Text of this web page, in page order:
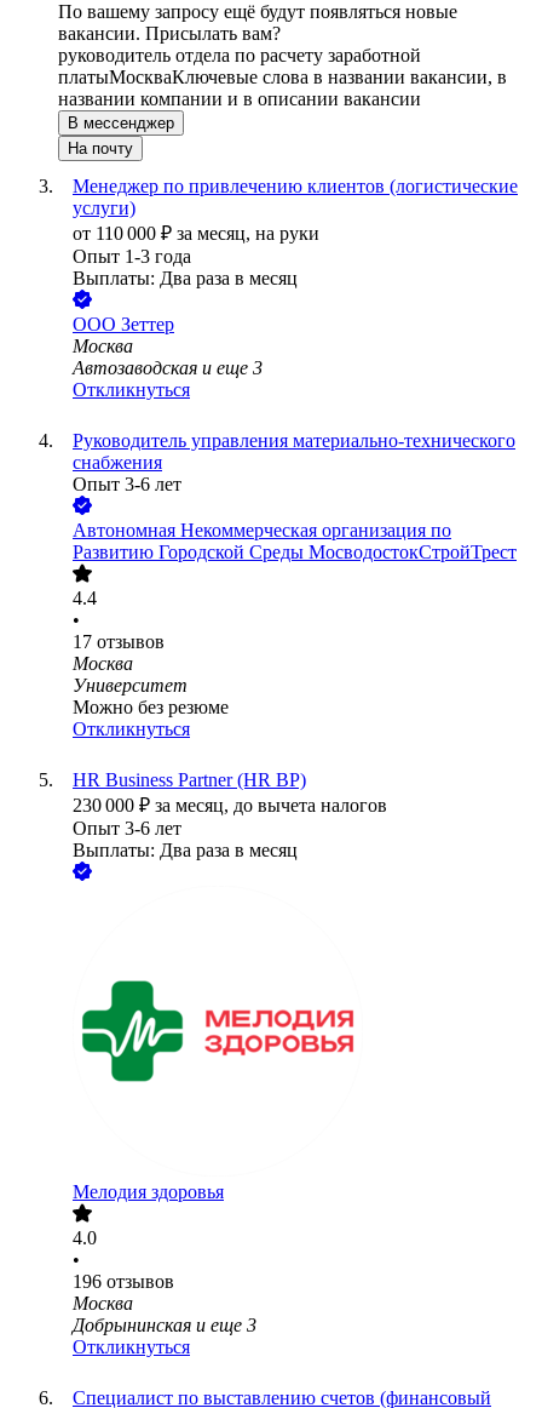
По вашему запросу ещё будут появляться новые
вакансии. Присылать вам?
руководитель отдела по расчету заработной
платыМоскваКлючевые слова в названии вакансии, в
названии компании и в описании вакансии
В мессенджер
На почту
Менеджер по привлечению клиентов (логистические
услуги)
от 110 000 ₽ за месяц, на руки
Опыт 1-3 года
Выплаты: Два раза в месяц
ООО Зеттер
Москва
Автозаводская и еще 3
Откликнуться
Руководитель управления материально-технического
снабжения
Опыт 3-6 лет
Автономная Некоммерческая организация по
Развитию Городской Среды МосводостокСтройТрест
4.4
•
17 отзывов
Москва
Университет
Можно без резюме
Откликнуться
HR Business Partner (HR BP)
230 000 ₽ за месяц, до вычета налогов
Опыт 3-6 лет
Выплаты: Два раза в месяц
Мелодия здоровья
4.0
•
196 отзывов
Москва
Добрынинская и еще 3
Откликнуться
Специалист по выставлению счетов (финансовый